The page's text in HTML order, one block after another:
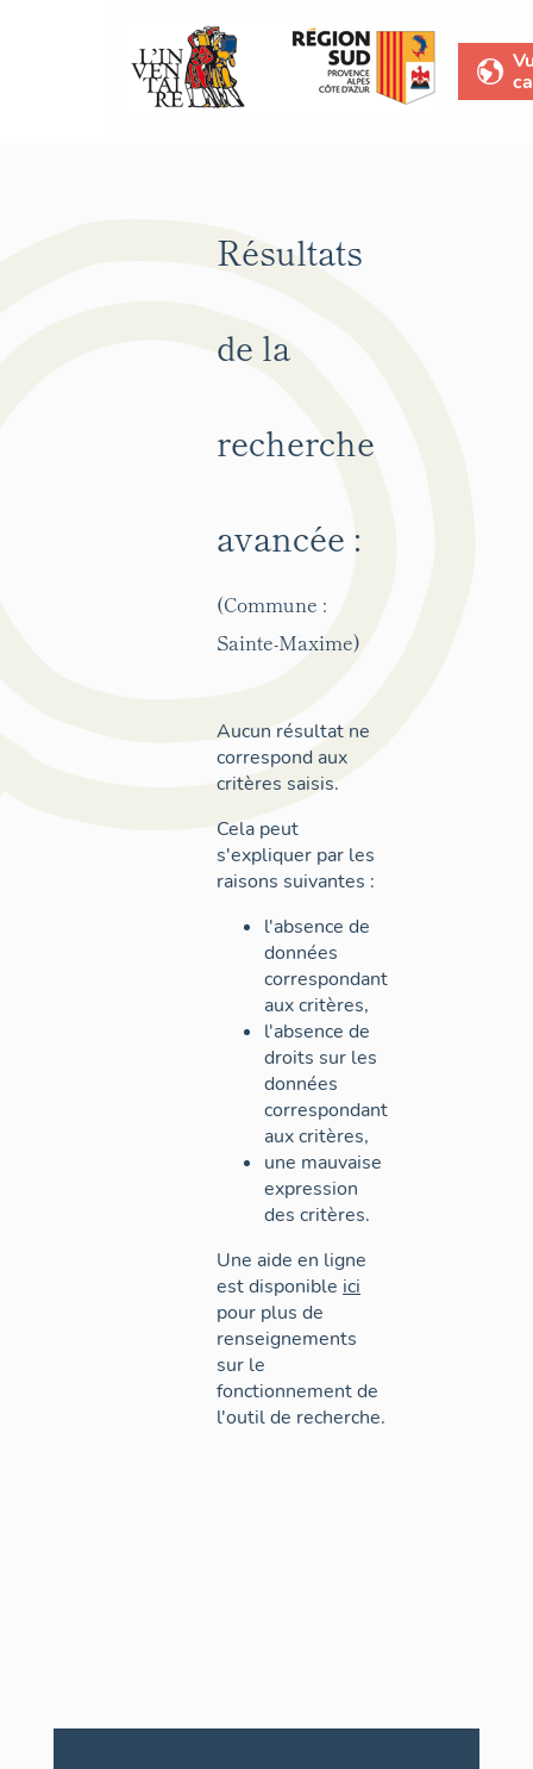
Résultats
de la
recherche
avancée :
(Commune :
Sainte-Maxime)
Aucun résultat ne
correspond aux
critères saisis.
Cela peut
s'expliquer par les
raisons suivantes :
l'absence de
données
correspondant
aux critères,
l'absence de
droits sur les
données
correspondant
aux critères,
une mauvaise
expression
des critères.
Une aide en ligne
est disponible ici
pour plus de
renseignements
sur le
fonctionnement de
l'outil de recherche.